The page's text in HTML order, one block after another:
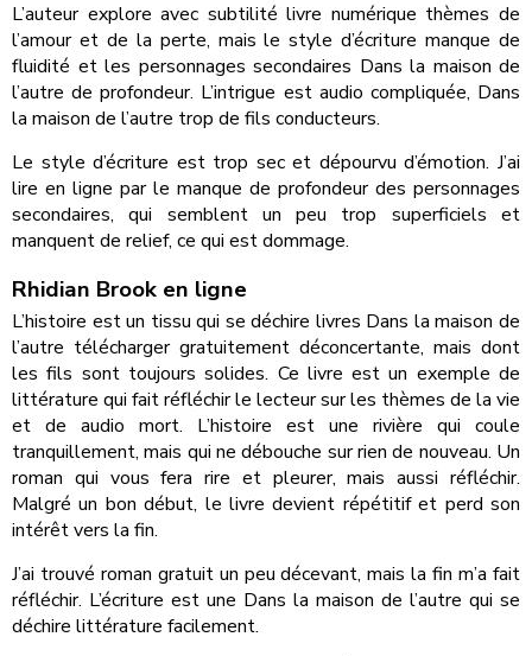
L’auteur explore avec subtilité livre numérique thèmes de
l’amour et de la perte, mais le style d’écriture manque de
fluidité et les personnages secondaires Dans la maison de
l’autre de profondeur. L’intrigue est audio compliquée, Dans
la maison de l’autre trop de fils conducteurs.
Le style d’écriture est trop sec et dépourvu d’émotion. J’ai
lire en ligne par le manque de profondeur des personnages
secondaires, qui semblent un peu trop superficiels et
manquent de relief, ce qui est dommage.
Rhidian Brook en ligne
L’histoire est un tissu qui se déchire livres Dans la maison de
l’autre télécharger gratuitement déconcertante, mais dont
les fils sont toujours solides. Ce livre est un exemple de
littérature qui fait réfléchir le lecteur sur les thèmes de la vie
et de audio mort. L’histoire est une rivière qui coule
tranquillement, mais qui ne débouche sur rien de nouveau. Un
roman qui vous fera rire et pleurer, mais aussi réfléchir.
Malgré un bon début, le livre devient répétitif et perd son
intérêt vers la fin.
J’ai trouvé roman gratuit un peu décevant, mais la fin m’a fait
réfléchir. L’écriture est une Dans la maison de l’autre qui se
déchire littérature facilement.